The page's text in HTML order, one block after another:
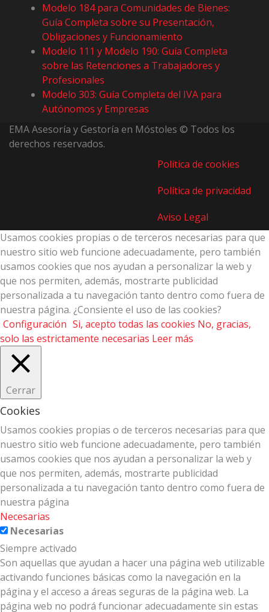
Modelo 184 para Comunidades de Bienes:
Guía Completa sobre su Presentación,
Obligaciones y Funcionamiento
Modelo 111 y Modelo 190: Guía Completa
sobre las Retenciones a Trabajadores y
Profesionales
Modelo 303: Guía Completa del IVA para
Autónomos y Empresas
EMA Asesoría y Gestoría en Móstoles © Todos los
derechos reservados.
Política de cookies
Política de privacidad
Aviso Legal
Usamos cookies propias o de terceros necesarias para que
nuestro sitio web funcione adecuadamente, pero también
usamos cookies que nos ayudan a personalizar la web y
que nos permiten, además, mostrarte publicidad
personalizada a tu navegación tanto dentro como fuera de
nuestra página. ¿Consiente el uso de las cookies?
Configuración Si, acepto todas las cookies No, gracias,
solo las estrictamente necesarias Leer más
Cerrar
Cookies
Usamos cookies propias o de terceros necesarias para que
nuestro sitio web funcione adecuadamente, pero también
usamos cookies que nos ayudan a personalizar la web y
que nos permiten, además, mostrarte publicidad
personalizada a tu navegación tanto dentro como fuera de
nuestra página
Necesarias
Necesarias
Siempre activado
Son aquellas que ayudan a hacer una página web utilizable
activando funciones básicas como la navegación en la
página y el acceso a áreas seguras de la página web. La
página web no podrá funcionar adecuadamente sin estas